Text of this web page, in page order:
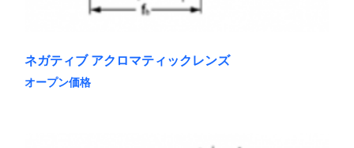
ネガティブ アクロマティックレンズ
オープン価格